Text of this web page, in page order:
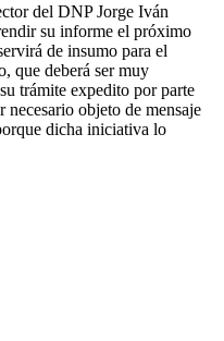
del DNP Jorge Iván
su informe el próximo
de insumo para el
que deberá ser muy
trámite expedito por parte
objeto de mensaje
dicha iniciativa lo